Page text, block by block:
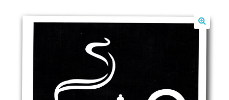
Echtheit von Bewertungen